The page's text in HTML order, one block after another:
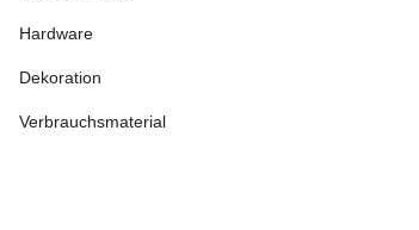
Hardware
Dekoration
Verbrauchsmaterial